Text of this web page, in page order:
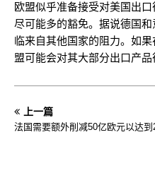
欧盟似乎准备接受对美国出
尽可能多的豁免。据说德国
临来自其他国家的阻力。如
盟可能会对其大部分出口产品
上一篇
法国需要额外削减50亿欧元以达